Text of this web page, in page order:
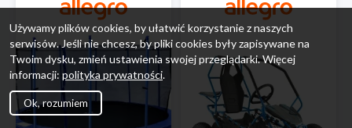
Używamy plików cookies, by ułatwić korzystanie z naszych
serwisów. Jeśli nie chcesz, by pliki cookies były zapisywane na
Twoim dysku, zmień ustawienia swojej przeglądarki. Więcej
informacji: polityka prywatności.
Ok, rozumiem